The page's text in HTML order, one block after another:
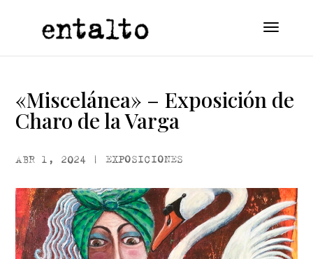
«Miscelánea» – Exposición de
Charo de la Varga
ABR 1, 2024 |EXPOSICIONES